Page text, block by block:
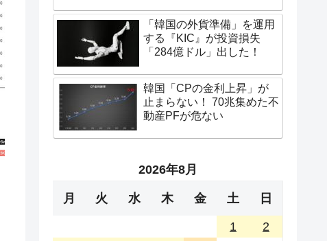
「韓国の外貨準備」を運用
する『KIC』が投資損失
「284億ドル」出した！
韓国「CPの金利上昇」が
止まらない！ 70兆集めた不
動産PFが危ない
2026年8月
月 火 水 木 金 土 日
1
2